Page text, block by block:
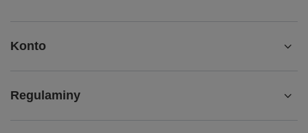
Konto
Regulaminy